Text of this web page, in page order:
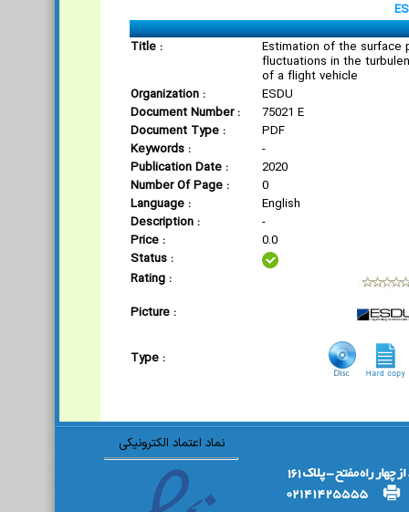
Title :
Estimation of the surface
fluctuations in the
of a flight vehicle
Organization :
ESDU
Document Number :
75021 E
Document Type :
PDF
Keywords :
-
Publication Date :
2020
Number Of Page :
0
Language :
English
Description :
-
Price :
0.0
Status :
Rating :
Picture :
Type :
نماد اعتماد الکترونیکی